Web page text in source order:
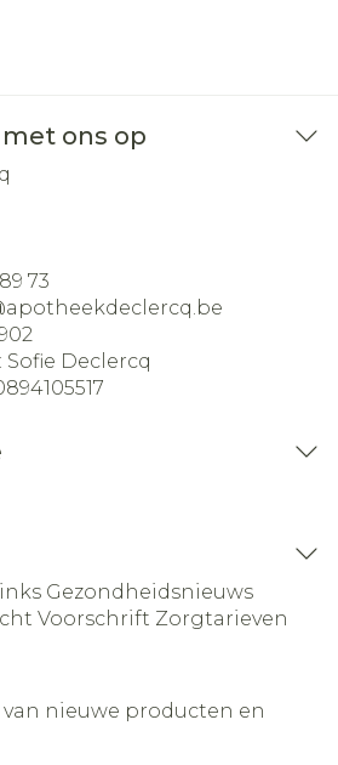
ons op
73
apotheekdeclercq.be
Sofie Declercq
Gezondheidsnieuws
Voorschrift Zorgtarieven
nieuwe producten en